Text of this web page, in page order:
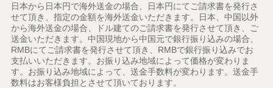
日本から日本円で海外送金の場合、日本円にてご請求書を発行さ
せて頂き、指定の金額を海外送金いただきます。日本、中国以外
から海外送金の場合、ドル建てのご請求書を発行させて頂き、ご
送金いただきます。中国現地から中国元で銀行振り込みの場合、
RMBにてご請求書を発行させて頂き、RMBで銀行振り込みでお
支払いいただきます。お振り込み地域によって価格が変わりま
す。お振り込み地域によって、送金手数料が変わります。送金手
数料はお客様負担とさせて頂いております。